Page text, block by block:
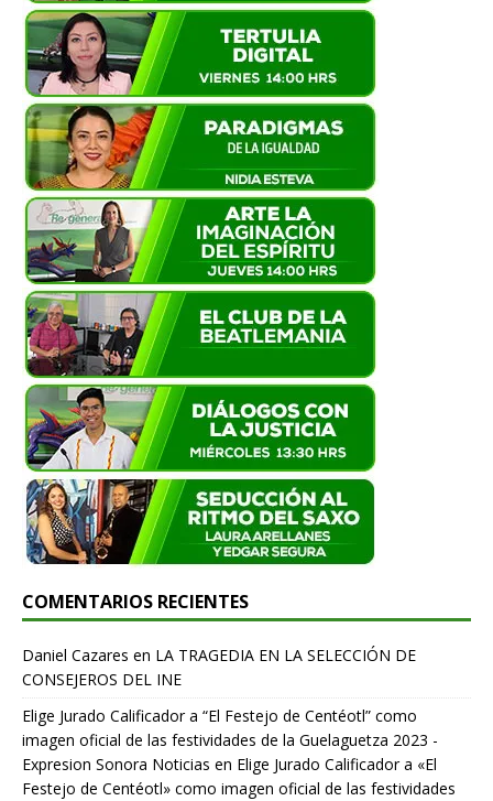
COMENTARIOS RECIENTES
Daniel Cazares en LA TRAGEDIA EN LA SELECCIÓN DE
CONSEJEROS DEL INE
Elige Jurado Calificador a “El Festejo de Centéotl” como
imagen oficial de las festividades de la Guelaguetza 2023 -
Expresion Sonora Noticias en Elige Jurado Calificador a «El
Festejo de Centéotl» como imagen oficial de las festividades